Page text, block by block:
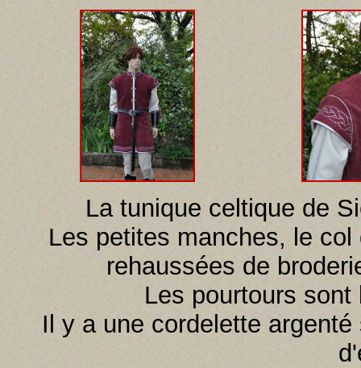
La tunique celtique de
Les petites manches, le
rehaussées de
Les pourtours
Il y a une cordelette